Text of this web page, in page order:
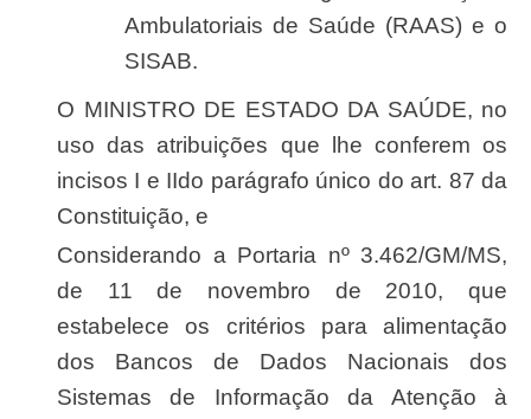
Ambulatoriais de Saúde (RAAS) e o
SISAB.
O MINISTRO DE ESTADO DA SAÚDE, no
uso das atribuições que lhe conferem os
incisos I e IIdo parágrafo único do art. 87 da
Constituição, e
Considerando a Portaria nº 3.462/GM/MS,
de 11 de novembro de 2010, que
estabelece os critérios para alimentação
dos Bancos de Dados Nacionais dos
Sistemas de Informação da Atenção à